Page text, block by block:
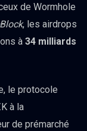
de Wormhole
, les airdrops
à 34 milliards
le protocole
à la
de prémarché